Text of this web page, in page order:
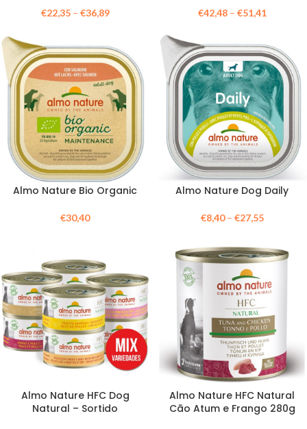
€22,35– €36,89 €42,48– €51,41
Almo Nature Bio Organic
€30,40
Almo Nature Dog Daily
€8,40– €27,55
Almo Nature HFC Dog
Natural – Sortido
Almo Nature HFC Natural
Cão Atum e Frango 280g